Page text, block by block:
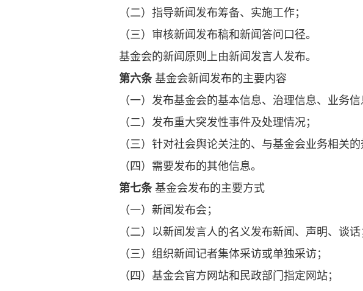
（二）指导新闻发布筹备、实施工作；
（三）审核新闻发布稿和新闻答问口径。
基金会的新闻原则上由新闻发言人发布。
第六条 基金会新闻发布的主要内容
（一）发布基金会的基本信息、治理信息、业务
（二）发布重大突发性事件及处理情况；
（三）针对社会舆论关注的、与基金会业务相关
（四）需要发布的其他信息。
第七条 基金会发布的主要方式
（一）新闻发布会；
（二）以新闻发言人的名义发布新闻、声明、谈话
（三）组织新闻记者集体采访或单独采访；
（四）基金会官方网站和民政部门指定网站；